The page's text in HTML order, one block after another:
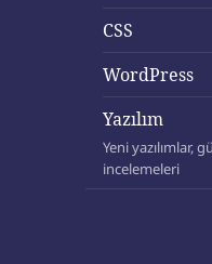
CSS
WordPress
Yazılım
Yeni yazılımlar,
incelemeleri